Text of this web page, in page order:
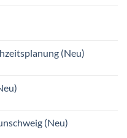
(Neu)
(Neu)